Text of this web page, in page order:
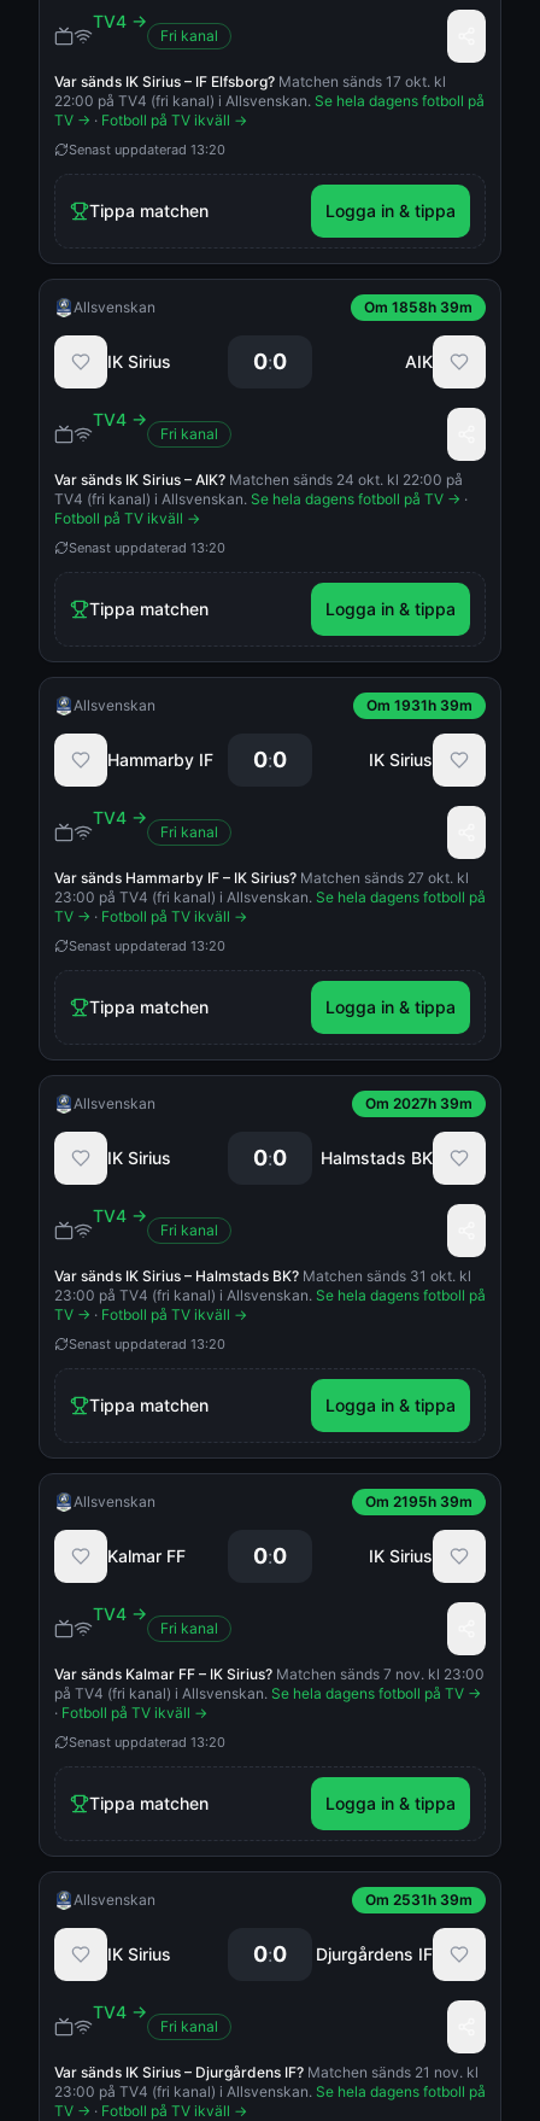
TV4 →
Fri kanal
Var sänds IK Sirius – IF Elfsborg? Matchen sänds 17 okt. kl
22:00 på TV4 (fri kanal) i Allsvenskan. Se hela dagens fotboll på
TV → · Fotboll på TV ikväll →
Senast uppdaterad 13:20
Tippa matchen Logga in & tippa
Allsvenskan Om 1858h 39m
IK Sirius 0:0 AIK
TV4 →
Fri kanal
Var sänds IK Sirius – AIK? Matchen sänds 24 okt. kl 22:00 på
TV4 (fri kanal) i Allsvenskan. Se hela dagens fotboll på TV → ·
Fotboll på TV ikväll →
Senast uppdaterad 13:20
Tippa matchen Logga in & tippa
Allsvenskan Om 1931h 39m
Hammarby IF 0:0 IK Sirius
TV4 →
Fri kanal
Var sänds Hammarby IF – IK Sirius? Matchen sänds 27 okt. kl
23:00 på TV4 (fri kanal) i Allsvenskan. Se hela dagens fotboll på
TV → · Fotboll på TV ikväll →
Senast uppdaterad 13:20
Tippa matchen Logga in & tippa
Allsvenskan Om 2027h 39m
IK Sirius 0:0 Halmstads BK
TV4 →
Fri kanal
Var sänds IK Sirius – Halmstads BK? Matchen sänds 31 okt. kl
23:00 på TV4 (fri kanal) i Allsvenskan. Se hela dagens fotboll på
TV → · Fotboll på TV ikväll →
Senast uppdaterad 13:20
Tippa matchen Logga in & tippa
Allsvenskan Om 2195h 39m
Kalmar FF 0:0 IK Sirius
TV4 →
Fri kanal
Var sänds Kalmar FF – IK Sirius? Matchen sänds 7 nov. kl 23:00
på TV4 (fri kanal) i Allsvenskan. Se hela dagens fotboll på TV →
· Fotboll på TV ikväll →
Senast uppdaterad 13:20
Tippa matchen Logga in & tippa
Allsvenskan Om 2531h 39m
IK Sirius 0:0 Djurgårdens IF
TV4 →
Fri kanal
Var sänds IK Sirius – Djurgårdens IF? Matchen sänds 21 nov. kl
23:00 på TV4 (fri kanal) i Allsvenskan. Se hela dagens fotboll på
TV → · Fotboll på TV ikväll →